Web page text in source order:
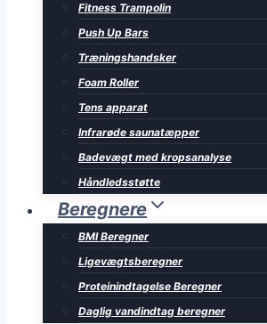
Fitness Trampolin
Push Up Bars
Træningshandsker
Foam Roller
Tens apparat
Infrarøde saunatæpper
Badevægt med kropsanalyse
Håndledsstøtte
Beregnere
BMI Beregner
Ligevægtsberegner
Proteinindtagelse Beregner
Daglig vandindtag beregner